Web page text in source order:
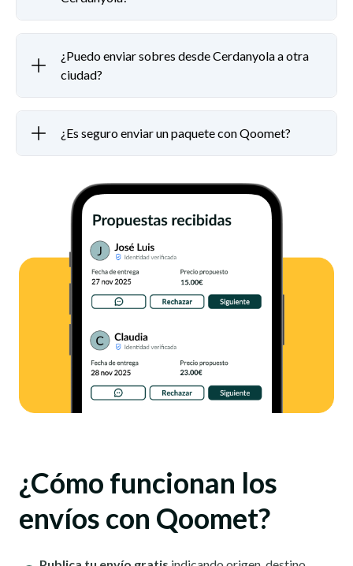
¿Puedo enviar sobres desde Cerdanyola a otra
ciudad?
¿Es seguro enviar un paquete con Qoomet?
¿Cómo funcionan los
envíos con Qoomet?